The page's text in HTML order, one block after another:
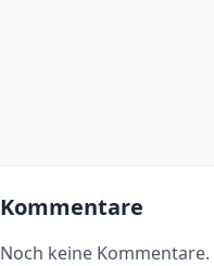
Kommentare
Noch keine